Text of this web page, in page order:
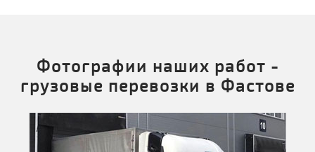
Фотографии наших работ -
грузовые перевозки в Фастове